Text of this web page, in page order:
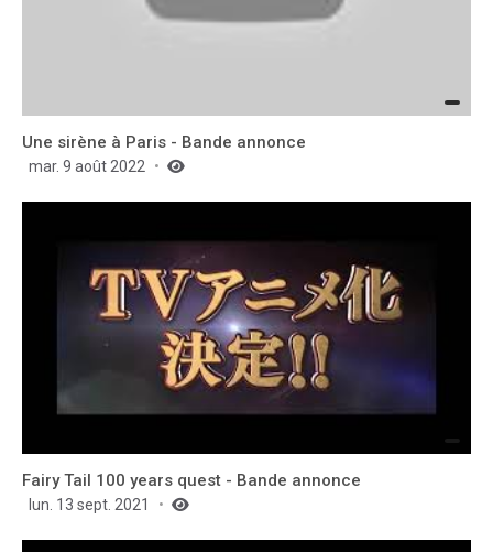
Une sirène à Paris - Bande annonce
mar. 9 août 2022
Fairy Tail 100 years quest - Bande annonce
lun. 13 sept. 2021